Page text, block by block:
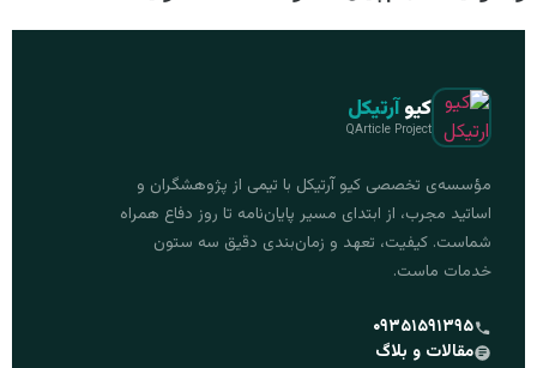
کیوآرتیکل
QArticle Project
مؤسسه‌ی تخصصی کیو آرتیکل با تیمی از پژوهشگران و
اساتید مجرب، از ابتدای مسیر پایان‌نامه تا روز دفاع همراه
شماست. کیفیت، تعهد و زمان‌بندی دقیق سه ستون
خدمات ماست.
۰۹۳۵۱۵۹۱۳۹۵
مقالات و بلاگ